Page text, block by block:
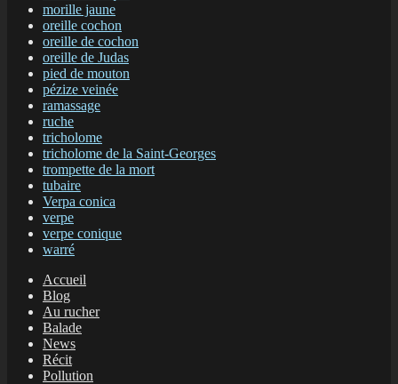
morille jaune
oreille cochon
oreille de cochon
oreille de Judas
pied de mouton
pézize veinée
ramassage
ruche
tricholome
tricholome de la Saint-Georges
trompette de la mort
tubaire
Verpa conica
verpe
verpe conique
warré
Accueil
Blog
Au rucher
Balade
News
Récit
Pollution